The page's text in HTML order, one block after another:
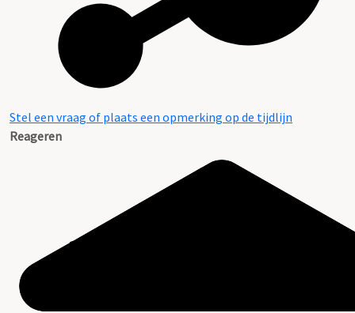
Stel een vraag of plaats een opmerking op de tijdlijn
Reageren